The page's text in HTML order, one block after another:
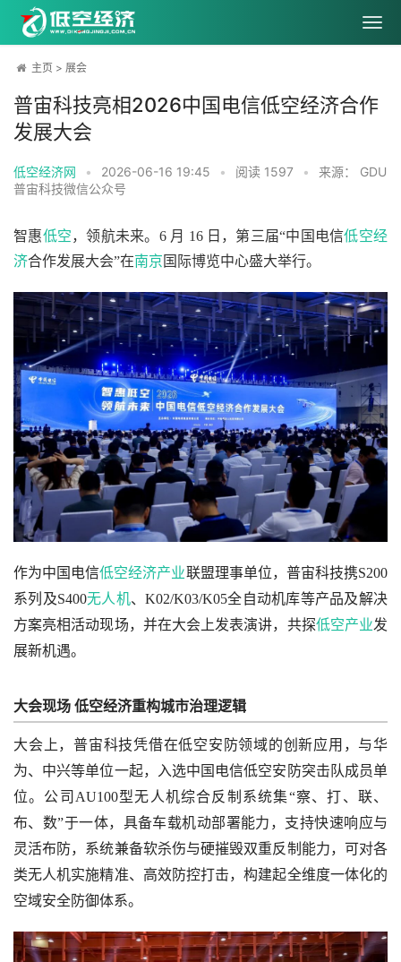
主页 > 展会
普宙科技亮相2026中国电信低空经济合作
发展大会
低空经济网 • 2026-06-16 19:45 • 阅读 1597 •
来源： GDU
普宙科技微信公众号
智惠低空，领航未来。6 月 16 日，第三届“中国电信低空经
济合作发展大会”在南京 国际博览中心盛大举行。
作为中国电信低空经济产业联盟理事单位，普宙科技携S200
系列及S400无人机、K02/K03/K05全自动机库等产品及解决
方案亮相活动现场，并在大会上发表演讲，共探低空产业发
展新机遇。
大会现场 低空经济重构城市治理逻辑
大会上，普宙科技凭借在低空安防领域的创新应用，与华
为、中兴等单位一起，入选中国电信低空安防突击队成员单
位。公司AU100型无人机综合反制系统集“察、打、联、
布、数”于一体，具备车载机动部署能力，支持快速响应与
灵活布防，系统兼备软杀伤与硬摧毁双重反制能力，可对各
类无人机实施精准、高效防控打击，构建起全维度一体化的
空域安全防御体系。